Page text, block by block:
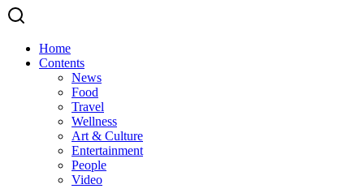
Home
Contents
News
Food
Travel
Wellness
Art & Culture
Entertainment
People
Video